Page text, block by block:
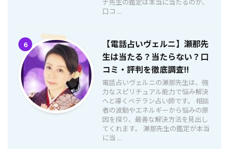
口コ ...
6
【電話占いヴェルニ】瀬那先
生は当たる？当たらない？口
コミ・評判を徹底調査!!
電話占いヴェルニの瀬那先生は、強
力なスピリチュアル能力で悩み解決
へと導くベテラン占い師です。 相談
者の波動やエネルギーから悩みの原
因を探り、最善な解決方法を見出し
てくれます。 瀬那先生の鑑定が本当
に当 ...